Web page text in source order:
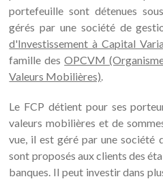
portefeuille sont détenues
gérés par une société de
d'Investissement à Capital
famille desOPCVM
Valeurs Mobilières).
Le FCP détient pour ses
valeurs mobilières et de
vue, il est géré par une société
sont proposés aux clients des
banques. Il peut investir dans